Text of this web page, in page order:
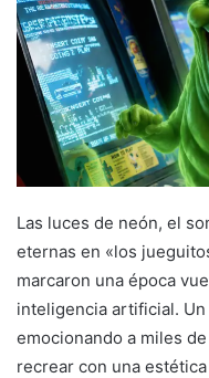
Las luces de neón, el
eternas en «los
marcaron una época
inteligencia artificial.
emocionando a miles
recrear con una